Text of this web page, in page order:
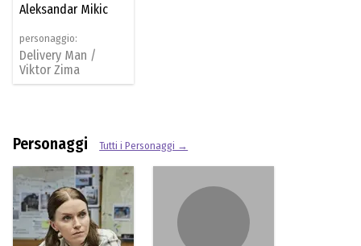
Aleksandar Mikic
personaggio:
Delivery Man /
Viktor Zima
Personaggi Tutti i Personaggi →